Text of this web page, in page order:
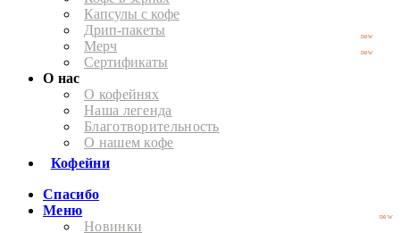
Капсулы с кофе
Дрип-пакеты
Мерч
new
Сертификаты
new
О нас
О кофейнях
Наша легенда
Благотворительность
О нашем кофе
Кофейни
Спасибо
Меню
Новинки
new